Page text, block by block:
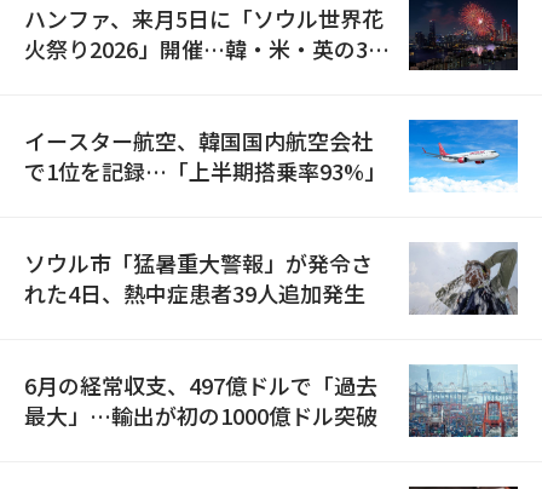
ハンファ、来月5日に「ソウル世界花
火祭り2026」開催…韓・米・英の3カ
イースター航空、韓国国内航空会社
で1位を記録…「上半期搭乗率93%」
ソウル市「猛暑重大警報」が発令さ
れた4日、熱中症患者39人追加発生
6月の経常収支、497億ドルで「過去
最大」…輸出が初の1000億ドル突破